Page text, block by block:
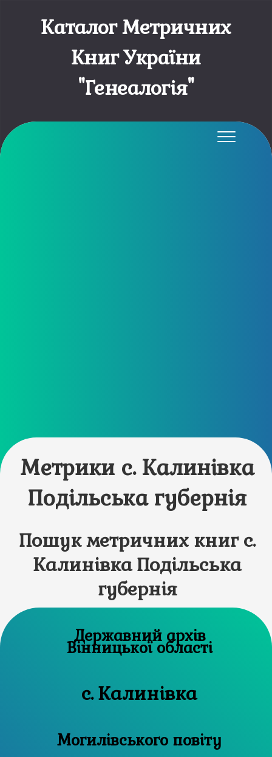
Каталог Метричних
Книг України
"Генеалогія"
Метрики с. Калинівка
Подільська губернія
Пошук метричних книг с.
Калинівка Подільська
губернія
Державний архів
Вінницької області
с. Калинівка
Могилівського повіту